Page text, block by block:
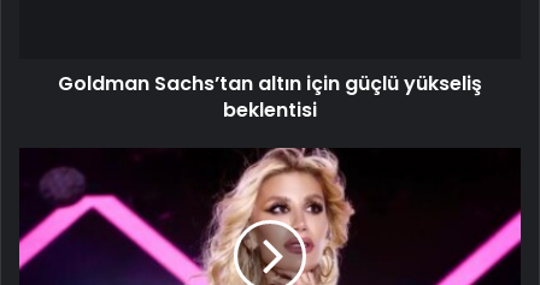
Goldman Sachs’tan altın için güçlü yükseliş
beklentisi